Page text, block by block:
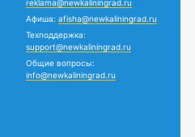
reklama@newkaliningrad.ru
Афиша: afisha@newkaliningrad.ru
Техподдержка:
support@newkaliningrad.ru
Общие вопросы:
info@newkaliningrad.ru